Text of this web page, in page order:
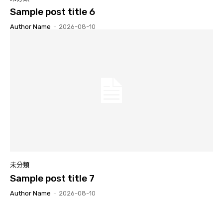
Sample post title 6
Author Name - 2026-08-10
未分類
Sample post title 7
Author Name - 2026-08-10